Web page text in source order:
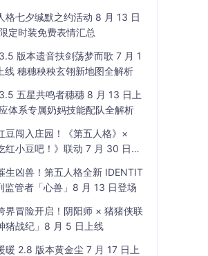
格七夕缄默之约活动 8 月 13 日
定时装免费表情汇总
版本遗音扶剑荡梦而歌 7 月 1
线 穗穗秧秧玄翎新地图全解析
五星共鸣者穗穗 8 月 13 日上
体系专属奶妈技能配队全解析
豆闯入庄园！《第五人格》×
红小豆吧！》联动 7 月 30 日开
生凶兽！第五人格全新 IDENTIT
监管者「心兽」8 月 13 日登场
界冒险开启！阴阳师 × 猪猪侠联
猪战纪」8 月 5 日上线
暖 2.8 版本黄金尘 7 月 17 日上